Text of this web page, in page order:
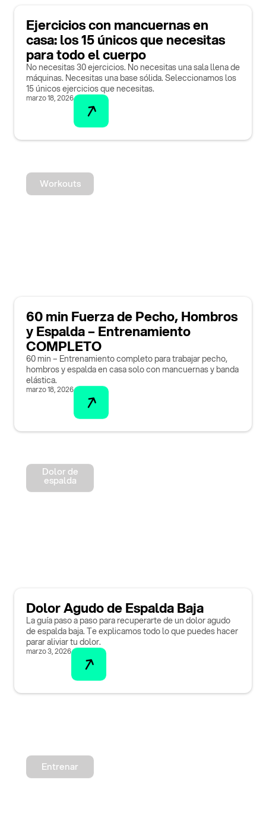
Ejercicios con mancuernas en
casa: los 15 únicos que necesitas
para todo el cuerpo
No necesitas 30 ejercicios. No necesitas una sala llena de
máquinas. Necesitas una base sólida. Seleccionamos los
15 únicos ejercicios que necesitas.
marzo 18, 2026
Workouts
60 min Fuerza de Pecho, Hombros
y Espalda – Entrenamiento
COMPLETO
60 min – Entrenamiento completo para trabajar pecho,
hombros y espalda en casa solo con mancuernas y banda
elástica.
marzo 18, 2026
Dolor de
espalda
Dolor Agudo de Espalda Baja
La guía paso a paso para recuperarte de un dolor agudo
de espalda baja. Te explicamos todo lo que puedes hacer
parar aliviar tu dolor.
marzo 3, 2026
Entrenar